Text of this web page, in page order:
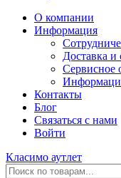
О компании
Информация
Доставка и
Сервисное
Контакты
Блог
Связаться с нами
Войти
Класимо аутлет